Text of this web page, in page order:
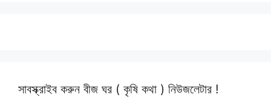
সাবস্ক্রাইব করুন বীজ ঘর ( কৃষি কথা ) নিউজলেটার !